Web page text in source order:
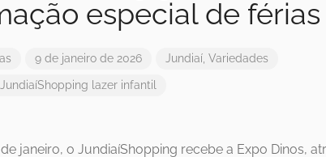
especial de férias
9 de janeiro de 2026 Jundiaí Variedades
JundiaíShopping lazer infantil
janeiro, o JundiaíShopping recebe a Expo Dinos,